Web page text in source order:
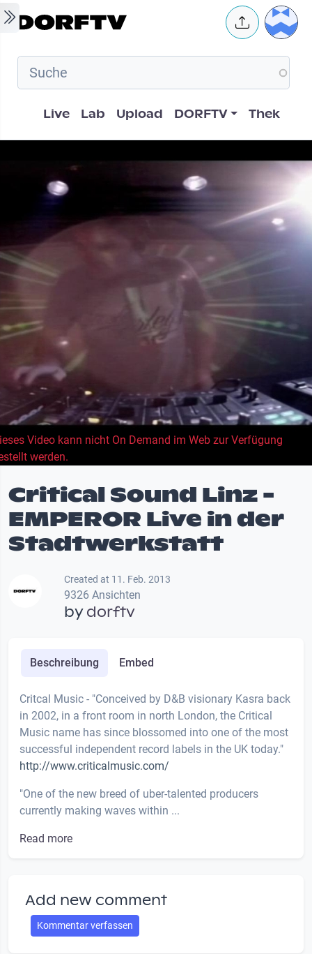
Skip to main content User
Hauptnavigation
Live Lab Upload DORFTV Thek
Video kann nicht On Demand im Web zur Verfügung
werden.
Critical Sound Linz -
EMPEROR Live in der
Stadtwerkstatt
Created at 11. Feb. 2013
9326 Ansichten
bydorftv
Beschreibung Embed
Critcal Music - "Conceived by D&B visionary Kasra back
in 2002, in a front room in north London, the Critical
Music name has since blossomed into one of the most
successful independent record labels in the UK today."
http://www.criticalmusic.com/
"One of the new breed of uber-talented producers
currently making waves within ...
Read more
Add new comment
Kommentar verfassen